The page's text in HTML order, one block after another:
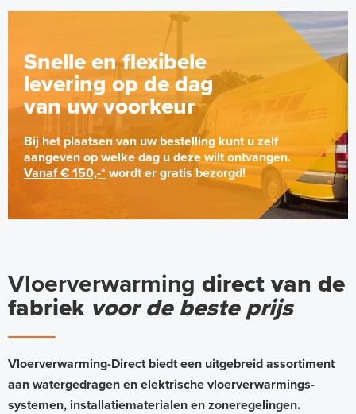
Snelle en flexibele
levering op de dag
van uw voorkeur
Bij het plaatsen van uw bestelling kunt u zelf
aangeven op welke dag u deze wilt ontvangen.
Vanaf € 150,-* wordt er gratis bezorgd!
Vloerverwarming direct van de
fabriek voor de beste prijs
Vloerverwarming-Direct biedt een uitgebreid assortiment
aan watergedragen en elektrische vloerverwarmings-
systemen, installatiematerialen en zoneregelingen.